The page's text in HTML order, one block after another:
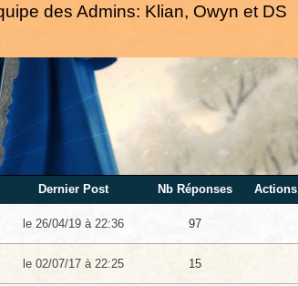
des Admins: Klian, Owyn et DS
Dernier Post Nb Réponses Actions
le 26/04/19 à 22:36 97
le 02/07/17 à 22:25 15